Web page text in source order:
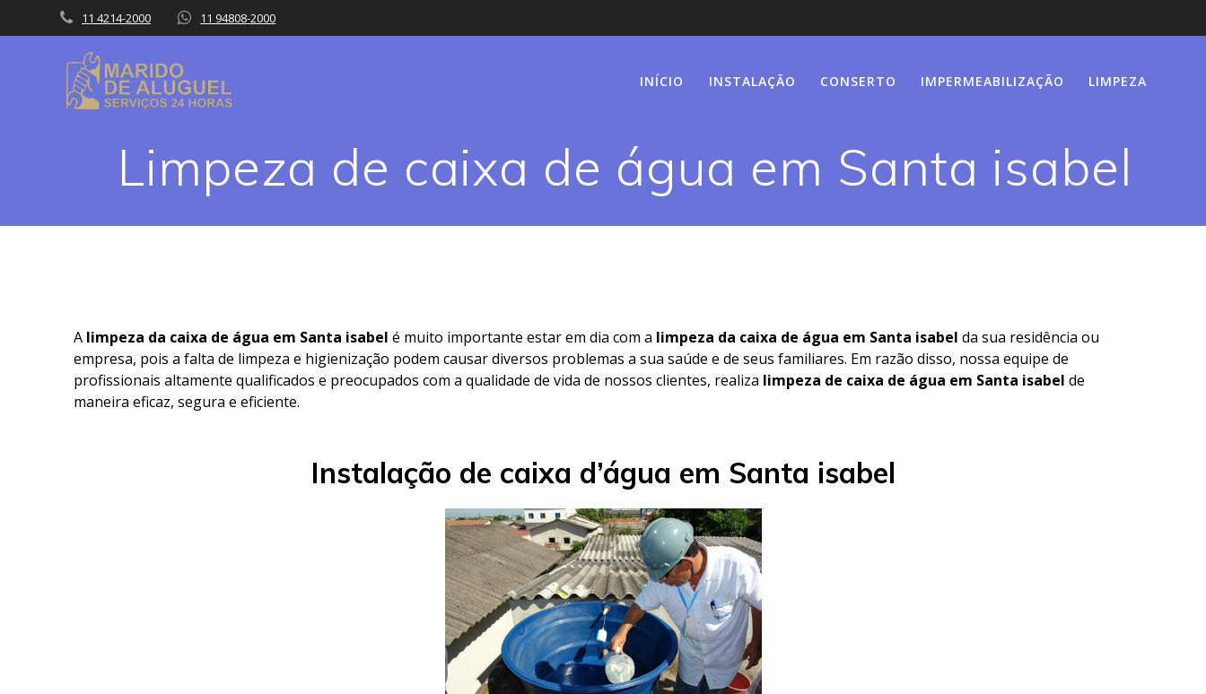
to
11 4214-2000 11 94808-2000
INÍCIO INSTALAÇÃO CONSERTO IMPERMEABILIZAÇÃO LIMPEZA
Limpeza de caixa de água em Santa isabel
A limpeza da caixa de água em Santa isabelé muito importante estar em dia com a limpeza da caixa de água em Santa isabelda sua residência ou
empresa, pois a falta de limpeza e higienização podem causar diversos problemas a sua saúde e de seus familiares. Em razão disso, nossa equipe de
profissionais altamente qualificados e preocupados com a qualidade de vida de nossos clientes, realiza limpeza de caixa de água em Santa isabelde
maneira eficaz, segura e eficiente.
Instalação de caixa d’água em Santa isabel